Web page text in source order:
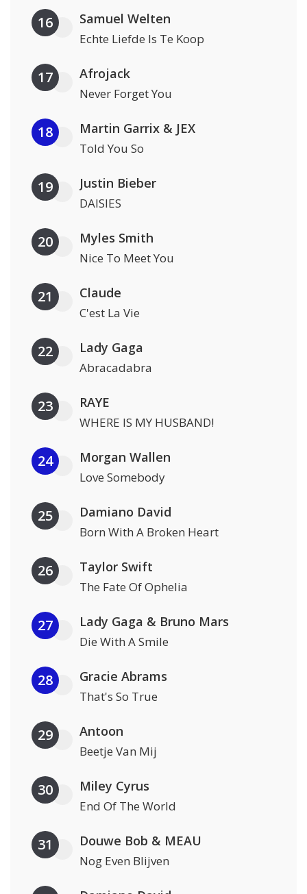
16 Samuel Welten
Echte Liefde Is Te Koop
17 Afrojack
Never Forget You
18 Martin Garrix & JEX
Told You So
19 Justin Bieber
DAISIES
20 Myles Smith
Nice To Meet You
21 Claude
C'est La Vie
22 Lady Gaga
Abracadabra
23 RAYE
WHERE IS MY HUSBAND!
24 Morgan Wallen
Love Somebody
25 Damiano David
Born With A Broken Heart
26 Taylor Swift
The Fate Of Ophelia
27 Lady Gaga & Bruno Mars
Die With A Smile
28 Gracie Abrams
That's So True
29 Antoon
Beetje Van Mij
30 Miley Cyrus
End Of The World
31 Douwe Bob & MEAU
Nog Even Blijven